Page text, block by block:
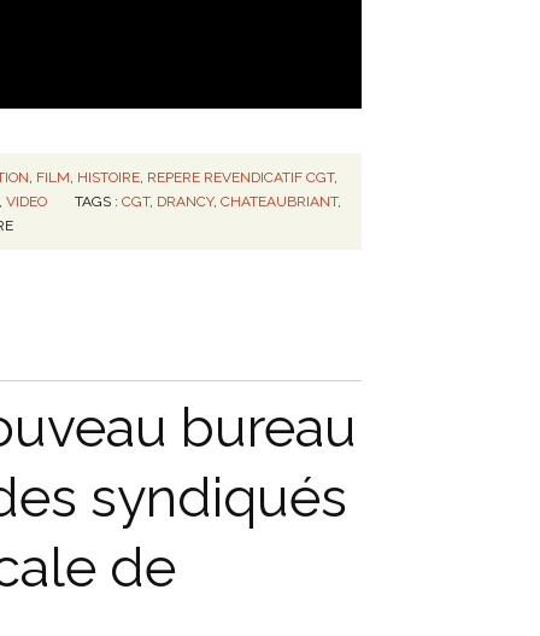
, FILM, HISTOIRE, REPERE REVENDICATIF CGT,
,VIDEO TAGS :CGT, DRANCY,CHATEAUBRIANT,
bureau
syndiqués
de